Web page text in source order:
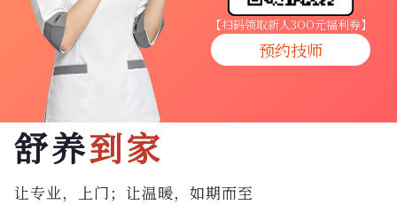
技师入驻
商家入驻
代理入驻
预约技师
【扫码领取新人3OO元福利券】
预约技师
舒养到家
让专业，上门； 让温暖，如期而至